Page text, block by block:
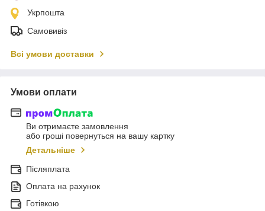
Укрпошта
Самовивіз
Всі умови доставки
Умови оплати
Ви отримаєте замовлення
або гроші повернуться на вашу картку
Детальніше
Післяплата
Оплата на рахунок
Готівкою